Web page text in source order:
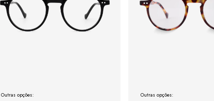
Outras opções: Outras opções: